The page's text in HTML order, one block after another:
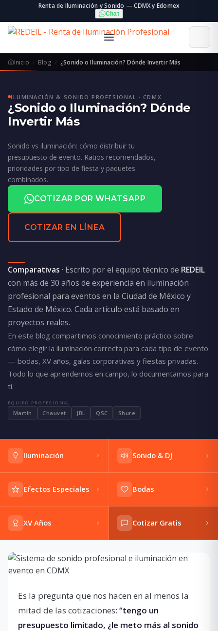
Renta de Iluminación y Sonido — CDMX y Edomex
Chat
Inicio Blog ¿Sonido o Iluminación? Dónde Invertir Más
ILUMINACIÓN & SONIDO PROFESIONAL · CDMX
¿Sonido o Iluminación? Dónde
Invertir Más
Sonido vs iluminación: cómo distribuir tu
presupuesto de evento. Ratios recomendados,
prioridades por tipo de fiesta y paquetes
combinados.
COTIZAR POR WHATSAPP
COTIZAR EN LÍNEA
Comparativas · Escrito por el equipo técnico de REDEIL
con más de 30 años de experiencia en iluminación
profesional para eventos en la Ciudad de México y
Estado de México. Cada artículo está basado en
proyectos reales.
En este blog compartimos conocimiento práctico sobre
cómo elegir la iluminación correcta para cada tipo de evento
— bodas, XV años, galas corporativas y fiestas privadas.
Todo lo que aprendemos en campo, lo documentamos para
ti.
EQUIPO PROFESIONAL
Martin Chauvet JBL QSC Shure
Iluminación Sonido & DJ
Efectos Especiales Bodas
XV Años Cotizar Gratis
Es la pregunta que nos hacen en al menos la
mitad de las cotizaciones: “tengo un
presupuesto limitado, ¿le meto más al sonido